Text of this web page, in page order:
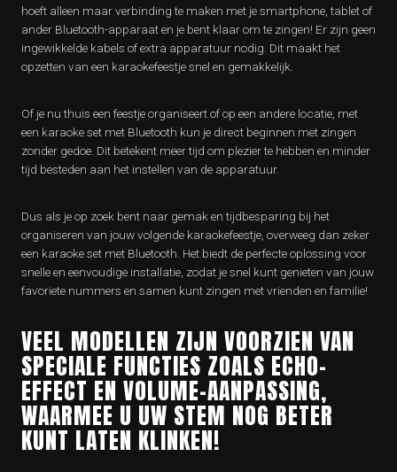
hoeft alleen maar verbinding te maken met je smartphone, tablet of
ander Bluetooth-apparaat en je bent klaar om te zingen! Er zijn geen
ingewikkelde kabels of extra apparatuur nodig. Dit maakt het
opzetten van een karaokefeestje snel en gemakkelijk.
Of je nu thuis een feestje organiseert of op een andere locatie, met
een karaoke set met Bluetooth kun je direct beginnen met zingen
zonder gedoe. Dit betekent meer tijd om plezier te hebben en minder
tijd besteden aan het instellen van de apparatuur.
Dus als je op zoek bent naar gemak en tijdbesparing bij het
organiseren van jouw volgende karaokefeestje, overweeg dan zeker
een karaoke set met Bluetooth. Het biedt de perfecte oplossing voor
snelle en eenvoudige installatie, zodat je snel kunt genieten van jouw
favoriete nummers en samen kunt zingen met vrienden en familie!
VEEL MODELLEN ZIJN VOORZIEN VAN
SPECIALE FUNCTIES ZOALS ECHO-
EFFECT EN VOLUME-AANPASSING,
WAARMEE U UW STEM NOG BETER
KUNT LATEN KLINKEN!